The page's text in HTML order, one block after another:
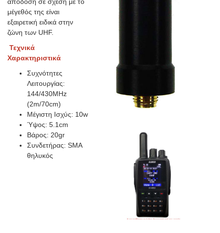
μέγεθός της είναι
εξαιρετική ειδικά στην
ζώνη των UHF.
Τεχνικά
Χαρακτηριστικά
Συχνότητες
Λειτουργίας:
144/430MHz
(2m/70cm)
Μέγιστη Ισχύς: 10w
Ύψος: 5.1cm
Βάρος: 20gr
Συνδετήρας: SMA
θηλυκός